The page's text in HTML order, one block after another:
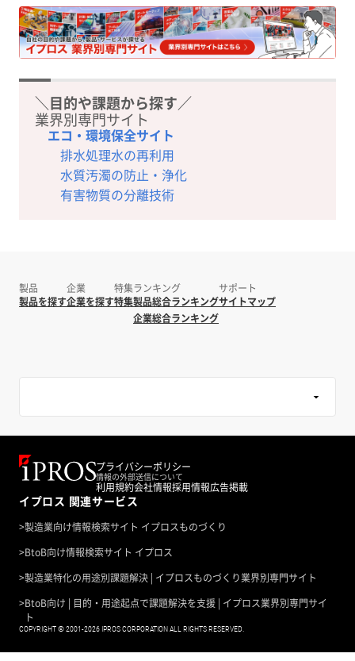
＼目的や課題から探す／
業界別専門サイト
エコ・環境保全サイト
排水処理水の再利用
水質汚濁の防止・浄化
有害物質の分離技術
製品
製品を探す
企業
企業を探す
特集
特集
ランキング
製品総合ランキング
企業総合ランキング
サポート
サイトマップ
プライバシーポリシー
情報の外部送信について
利用規約会社情報採用情報広告掲載
イプロス 関連サービス
>製造業向け情報検索サイト イプロスものづくり
>BtoB向け情報検索サイト イプロス
>製造業特化の用途別課題解決 | イプロスものづくり業界別専門サイト
>BtoB向け | 目的・用途起点で課題解決を支援 | イプロス業界別専門サイ
ト
COPYRIGHT © 2001-2026 IPROS CORPORATION ALL RIGHTS RESERVED.